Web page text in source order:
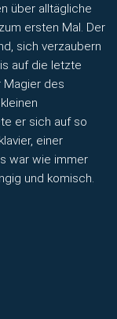
über alltägliche
ersten Mal. Der
sich verzaubern
auf die letzte
Magier des
er sich auf so
einer
war wie immer
und komisch.